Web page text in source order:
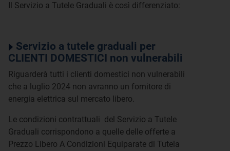
Il Servizio a Tutele Graduali è così differenziato:
Servizio a tutele graduali per
CLIENTI DOMESTICI non vulnerabili
Riguarderà tutti i clienti domestici non vulnerabili
che a luglio 2024 non avranno un fornitore di
energia elettrica sul mercato libero.
Le condizioni contrattuali del Servizio a Tutele
Graduali corrispondono a quelle delle offerte a
Prezzo Libero A Condizioni Equiparate di Tutela